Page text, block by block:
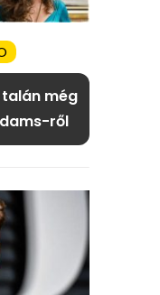
még
ről